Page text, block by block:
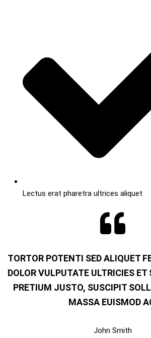
Lectus erat pharetra ultrices aliquet
TORTOR POTENTI SED ALIQUET
DOLOR VULPUTATE ULTRICIES ET
PRETIUM JUSTO, SUSCIPIT
MASSA EUISMOD
John Smith